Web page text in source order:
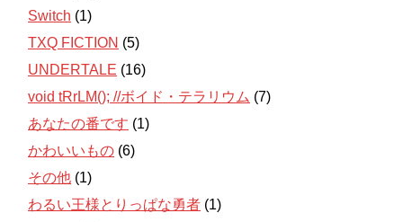
Switch (1)
TXQ FICTION (5)
UNDERTALE (16)
void tRrLM(); //ボイド・テラリウム (7)
あなたの番です (1)
かわいいもの (6)
その他 (1)
わるい王様とりっぱな勇者 (1)